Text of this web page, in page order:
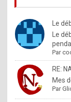
Le
Le
Par
RE:
Mes
Par